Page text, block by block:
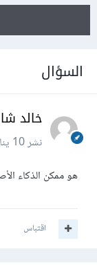
السؤال
خالد
نشر10 يناير 2025
هو ممكن الذكاء
اقتباس